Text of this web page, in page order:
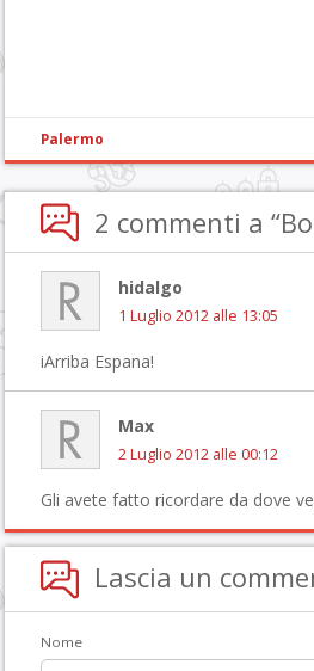
Palermo
2 commenti a
hidalgo
1 Luglio 2012 alle 13:05
iArriba Espana!
Max
2 Luglio 2012 alle 00:12
Gli avete fatto ricordare da dove
Lascia un
Nome